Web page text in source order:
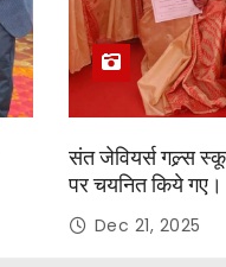
संत जेवियर्स गल्र्स
पर चयनित किये गए।
Dec 21, 2025